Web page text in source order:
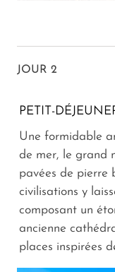
JOUR 2
PETIT-
Une formidable
de mer, le grand
pavées de pierre
civilisations y
composant un
ancienne
places inspirées